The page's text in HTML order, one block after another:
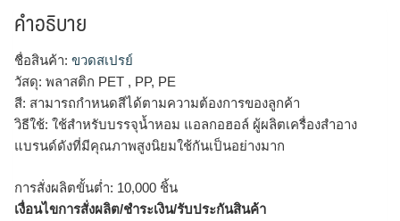
คำอธิบาย
ชื่อสินค้า: ขวดสเปรย์
วัสดุ: พลาสติก PET , PP, PE
สี: สามารถกำหนดสีได้ตามความต้องการของลูกค้า
วิธีใช้: ใช้สำหรับบรรจุน้ำหอม แอลกอฮอล์ ผู้ผลิตเครื่องสำอาง
แบรนด์ดังที่มีคุณภาพสูงนิยมใช้กันเป็นอย่างมาก
การสั่งผลิตขั้นต่ำ: 10,000 ชิ้น
เงื่อนไขการสั่งผลิต/ชำระเงิน/รับประกันสินค้า